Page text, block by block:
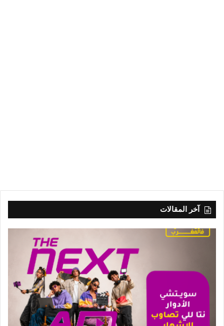
آخر المقالات